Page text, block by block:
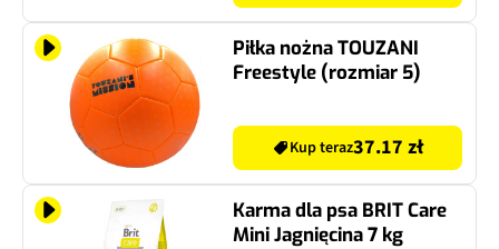
Piłka nożna TOUZANI
Freestyle (rozmiar 5)
Kup teraz37.17 zł
Karma dla psa BRIT Care
Mini Jagnięcina 7 kg